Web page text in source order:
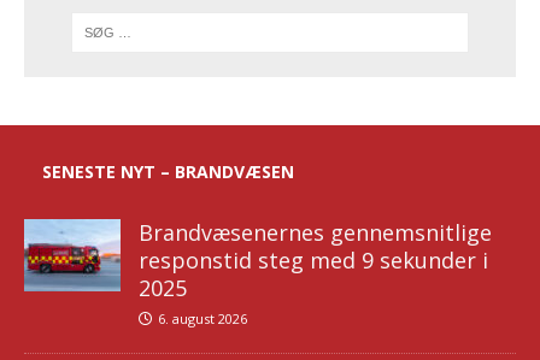
SENESTE NYT – BRANDVÆSEN
Brandvæsenernes gennemsnitlige
responstid steg med 9 sekunder i
2025
6. august 2026